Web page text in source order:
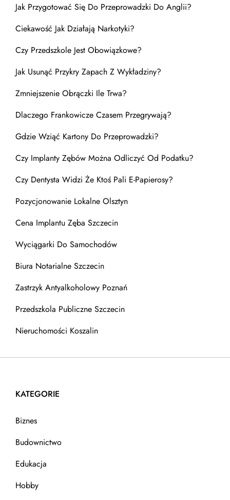
Jak Przygotować Się Do Przeprowadzki Do Anglii?
Ciekawość Jak Działają Narkotyki?
Czy Przedszkole Jest Obowiązkowe?
Jak Usunąć Przykry Zapach Z Wykładziny?
Zmniejszenie Obrączki Ile Trwa?
Dlaczego Frankowicze Czasem Przegrywają?
Gdzie Wziąć Kartony Do Przeprowadzki?
Czy Implanty Zębów Można Odliczyć Od Podatku?
Czy Dentysta Widzi Że Ktoś Pali E-Papierosy?
Pozycjonowanie Lokalne Olsztyn
Cena Implantu Zęba Szczecin
Wyciągarki Do Samochodów
Biura Notarialne Szczecin
Zastrzyk Antyalkoholowy Poznań
Przedszkola Publiczne Szczecin
Nieruchomości Koszalin
KATEGORIE
Biznes
Budownictwo
Edukacja
Hobby